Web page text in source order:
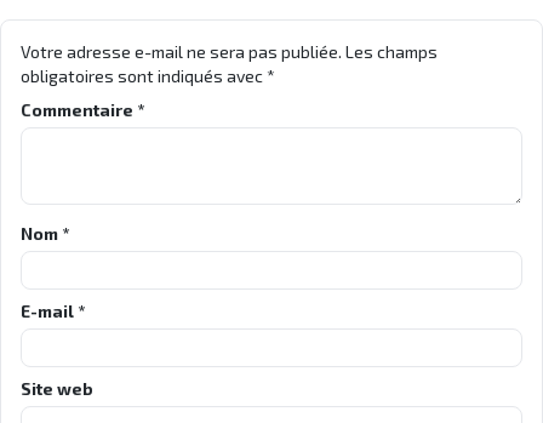
Votre adresse e-mail ne sera pas publiée. Les champs
obligatoires sont indiqués avec*
Commentaire *
Nom *
E-mail *
Site web